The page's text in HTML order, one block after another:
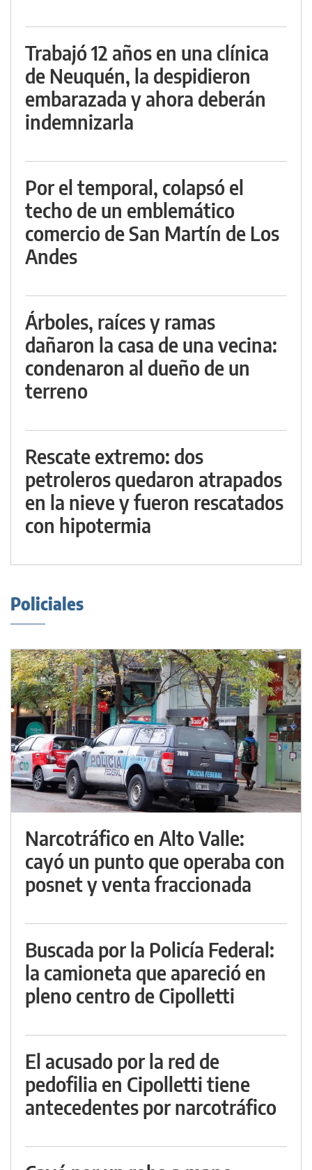
Trabajó 12 años en una clínica
de Neuquén, la despidieron
embarazada y ahora deberán
indemnizarla
Por el temporal, colapsó el
techo de un emblemático
comercio de San Martín de Los
Andes
Árboles, raíces y ramas
dañaron la casa de una vecina:
condenaron al dueño de un
terreno
Rescate extremo: dos
petroleros quedaron atrapados
en la nieve y fueron rescatados
con hipotermia
Policiales
Narcotráfico en Alto Valle:
cayó un punto que operaba con
posnet y venta fraccionada
Buscada por la Policía Federal:
la camioneta que apareció en
pleno centro de Cipolletti
El acusado por la red de
pedofilia en Cipolletti tiene
antecedentes por narcotráfico